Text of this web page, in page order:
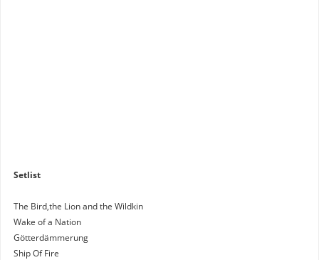
Setlist
The Bird,the Lion and the Wildkin
Wake of a Nation
Götterdämmerung
Ship Of Fire